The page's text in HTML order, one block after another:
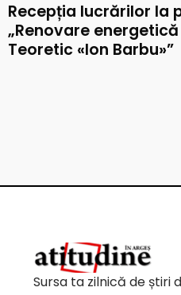
Recepția lucrărilor la
„Renovare
Teoretic «Ion Barbu»”
Sursa ta zilnică de știri